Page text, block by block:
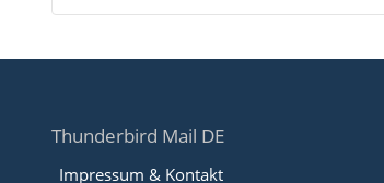
Thunderbird Mail DE
Impressum & Kontakt